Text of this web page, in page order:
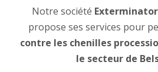
Notre société
propose ses services pour
contre les chenilles
le secteur de